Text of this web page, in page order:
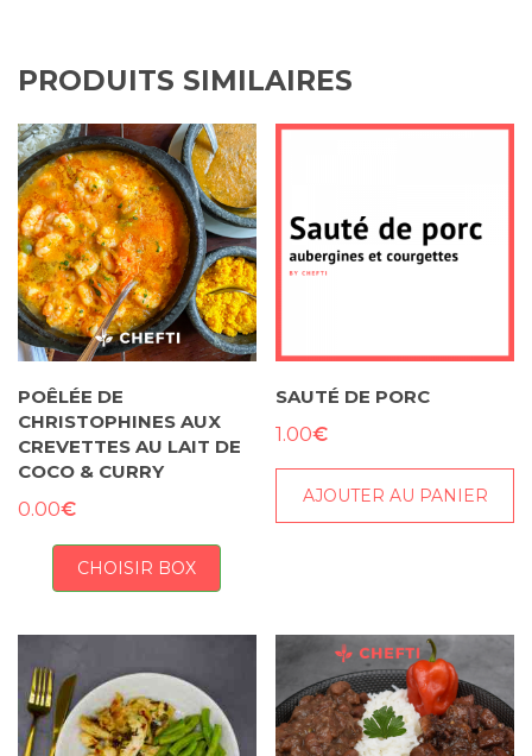
PRODUITS SIMILAIRES
POÊLÉE DE
CHRISTOPHINES AUX
CREVETTES AU LAIT DE
COCO & CURRY
0.00€
CHOISIR BOX
SAUTÉ DE PORC
1.00€
AJOUTER AU PANIER